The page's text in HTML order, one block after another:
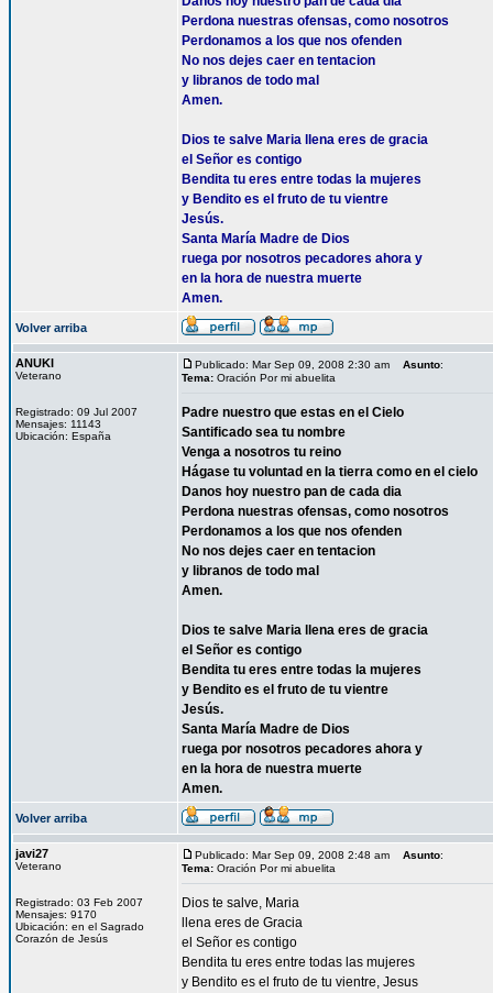
Perdona nuestras ofensas, como nosotros
Perdonamos a los que nos ofenden
No nos dejes caer en tentacion
y libranos de todo mal
Amen.
Dios te salve Maria llena eres de gracia
el Señor es contigo
Bendita tu eres entre todas la mujeres
y Bendito es el fruto de tu vientre
Jesús.
Santa María Madre de Dios
ruega por nosotros pecadores ahora y
en la hora de nuestra muerte
Amen.
Volver arriba
ANUKI
Veterano
Registrado: 09 Jul 2007
Mensajes: 11143
Ubicación: España
Publicado: Mar Sep 09, 2008 2:30 am Asunto:
Tema: Oración Por mi abuelita
Padre nuestro que estas en el Cielo
Santificado sea tu nombre
Venga a nosotros tu reino
Hágase tu voluntad en la tierra como en el cielo
Danos hoy nuestro pan de cada dia
Perdona nuestras ofensas, como nosotros
Perdonamos a los que nos ofenden
No nos dejes caer en tentacion
y libranos de todo mal
Amen.
Dios te salve Maria llena eres de gracia
el Señor es contigo
Bendita tu eres entre todas la mujeres
y Bendito es el fruto de tu vientre
Jesús.
Santa María Madre de Dios
ruega por nosotros pecadores ahora y
en la hora de nuestra muerte
Amen.
Volver arriba
javi27
Veterano
Registrado: 03 Feb 2007
Mensajes: 9170
Ubicación: en el Sagrado
Corazón de Jesús
Publicado: Mar Sep 09, 2008 2:48 am Asunto:
Tema: Oración Por mi abuelita
Dios te salve, Maria
llena eres de Gracia
el Señor es contigo
Bendita tu eres entre todas las mujeres
y Bendito es el fruto de tu vientre, Jesus